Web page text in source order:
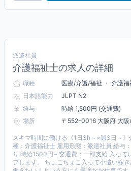
派遣社員
介護福祉士の求人の詳細
職種
医療/介護/福祉 ・ 介護福
日本語能力
JLPT N2
給与
時給 1,500円 (交通費)
場所
〒552-0016 大阪府 大阪
スキマ時間に働ける《1日3h～×週3日～
種：介護福祉士 雇用形態：派遣社員 給与
り 時給1500円~ 交通費：一部支給 入って
プします。 ちょこちょこ入って小遣い稼